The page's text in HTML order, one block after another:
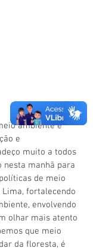
ambiente e
e
muito a todos
manhã para
de meio
fortalecendo
envolvendo
olhar mais atento
que meio
da floresta, é